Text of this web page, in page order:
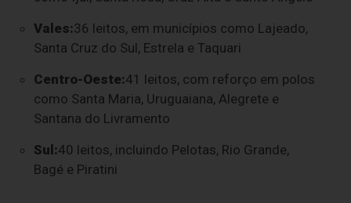
Vales:36 leitos, em municípios como Lajeado,
Santa Cruz do Sul, Estrela e Taquari
Centro-Oeste:41 leitos, com reforço em polos
como Santa Maria, Uruguaiana, Alegrete e
Santana do Livramento
Sul:40 leitos, incluindo Pelotas, Rio Grande,
Bagé e Piratini